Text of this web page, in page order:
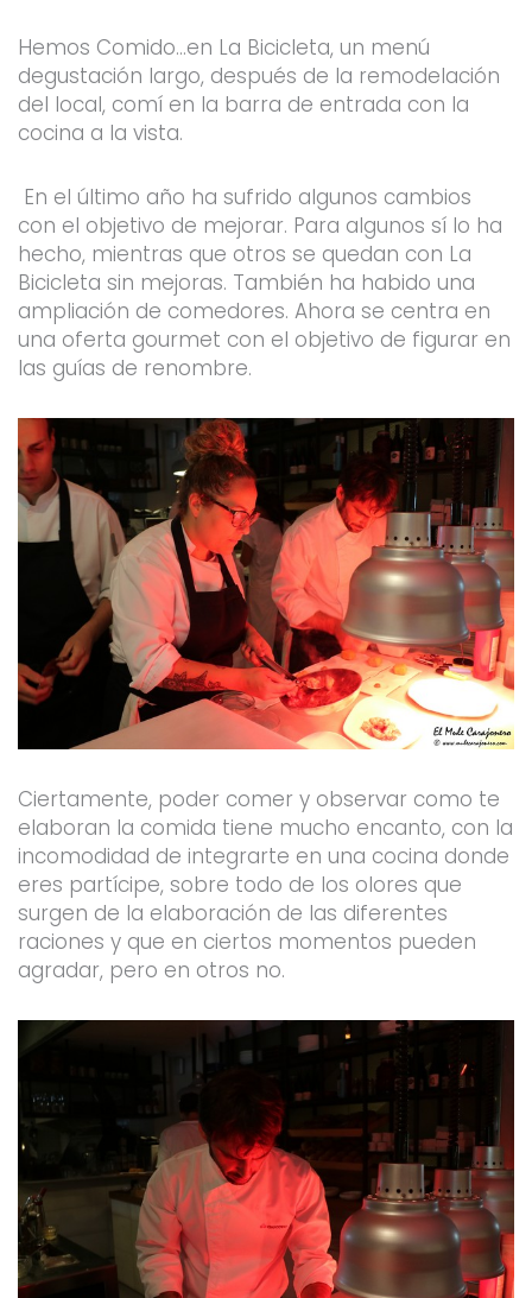
Hemos Comido…en La Bicicleta, un menú
degustación largo, después de la remodelación
del local, comí en la barra de entrada con la
cocina a la vista.
En el último año ha sufrido algunos cambios
con el objetivo de mejorar. Para algunos sí lo ha
hecho, mientras que otros se quedan con La
Bicicleta sin mejoras. También ha habido una
ampliación de comedores. Ahora se centra en
una oferta gourmet con el objetivo de figurar en
las guías de renombre.
Ciertamente, poder comer y observar como te
elaboran la comida tiene mucho encanto, con la
incomodidad de integrarte en una cocina donde
eres partícipe, sobre todo de los olores que
surgen de la elaboración de las diferentes
raciones y que en ciertos momentos pueden
agradar, pero en otros no.